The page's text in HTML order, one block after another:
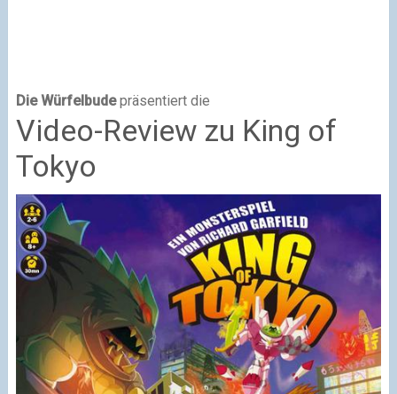
Die Würfelbudepräsentiert die
Video-Review zu King of
Tokyo